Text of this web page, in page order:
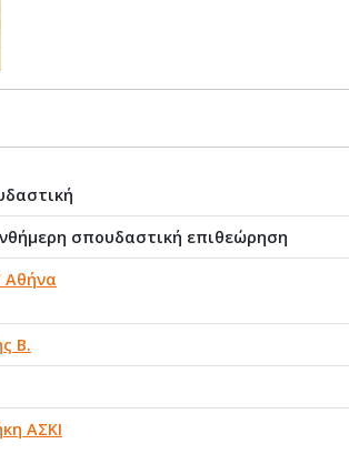
σπουδαστική επιθεώρηση
Αθήνα
Β.
ΑΣΚΙ